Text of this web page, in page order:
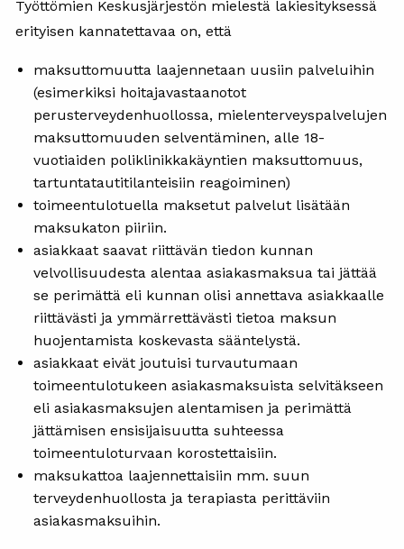
Työttömien Keskusjärjestön mielestä lakiesityksessä
erityisen kannatettavaa on, että
maksuttomuutta laajennetaan uusiin palveluihin
(esimerkiksi hoitajavastaanotot
perusterveydenhuollossa, mielenterveyspalvelujen
maksuttomuuden selventäminen, alle 18-
vuotiaiden poliklinikkakäyntien maksuttomuus,
tartuntatautitilanteisiin reagoiminen)
toimeentulotuella maksetut palvelut lisätään
maksukaton piiriin.
asiakkaat saavat riittävän tiedon kunnan
velvollisuudesta alentaa asiakasmaksua tai jättää
se perimättä eli kunnan olisi annettava asiakkaalle
riittävästi ja ymmärrettävästi tietoa maksun
huojentamista koskevasta sääntelystä.
asiakkaat eivät joutuisi turvautumaan
toimeentulotukeen asiakasmaksuista selvitäkseen
eli asiakasmaksujen alentamisen ja perimättä
jättämisen ensisijaisuutta suhteessa
toimeentuloturvaan korostettaisiin.
maksukattoa laajennettaisiin mm. suun
terveydenhuollosta ja terapiasta perittäviin
asiakasmaksuihin.